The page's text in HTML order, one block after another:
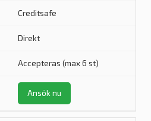
Creditsafe
Direkt
Accepteras (max 6 st)
Ansök nu